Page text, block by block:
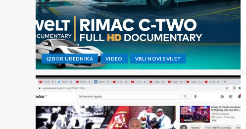
IZBOR UREDNIKA VIDEO VRLI NOVI SVIJET